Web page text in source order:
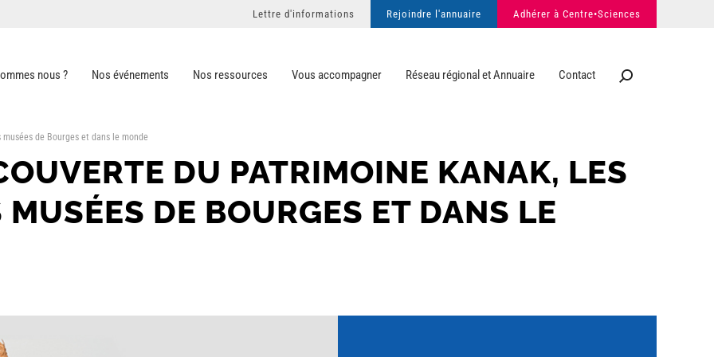
nous ? Nos événements Nos ressources Vous accompagner Réseau régional et Annuaire Contact
Lettre d'informations Rejoindre l'annuaire Adhérer à Centre•Sciences
de Bourges et dans le monde
DU PATRIMOINE KANAK, LES
DE BOURGES ET DANS LE